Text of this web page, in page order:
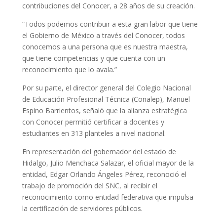
contribuciones del Conocer, a 28 años de su creación.
“Todos podemos contribuir a esta gran labor que tiene
el Gobierno de México a través del Conocer, todos
conocemos a una persona que es nuestra maestra,
que tiene competencias y que cuenta con un
reconocimiento que lo avala.”
Por su parte, el director general del Colegio Nacional
de Educación Profesional Técnica (Conalep), Manuel
Espino Barrientos, señaló que la alianza estratégica
con Conocer permitió certificar a docentes y
estudiantes en 313 planteles a nivel nacional.
En representación del gobernador del estado de
Hidalgo, Julio Menchaca Salazar, el oficial mayor de la
entidad, Edgar Orlando Ángeles Pérez, reconoció el
trabajo de promoción del SNC, al recibir el
reconocimiento como entidad federativa que impulsa
la certificación de servidores públicos.